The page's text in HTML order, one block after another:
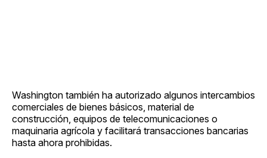
Washington también ha autorizado algunos intercambios
comerciales de bienes básicos, material de
construcción, equipos de telecomunicaciones o
maquinaria agrícola y facilitará transacciones bancarias
hasta ahora prohibidas.